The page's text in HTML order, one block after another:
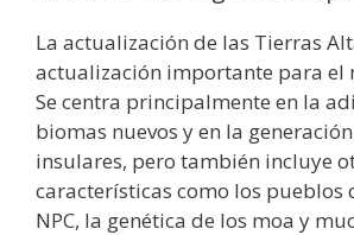
La actualización de las Tierras
actualización importante para el
Se centra principalmente en la
biomas nuevos y en la
insulares, pero también incluye
características como los pueblos
NPC, la genética de los moa y